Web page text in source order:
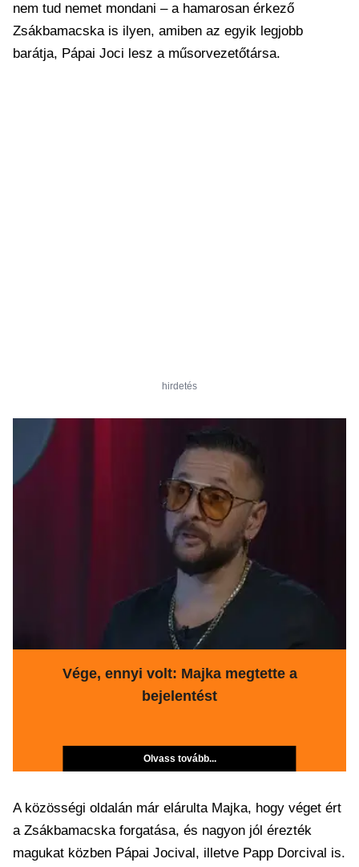
nem tud nemet mondani – a hamarosan érkező
Zsákbamacska is ilyen, amiben az egyik legjobb
barátja, Pápai Joci lesz a műsorvezetőtársa.
hirdetés
Vége, ennyi volt: Majka megtette a
bejelentést
Olvass tovább...
A közösségi oldalán már elárulta Majka, hogy véget ért
a Zsákbamacska forgatása, és nagyon jól érezték
magukat közben Pápai Jocival, illetve Papp Dorcival is.